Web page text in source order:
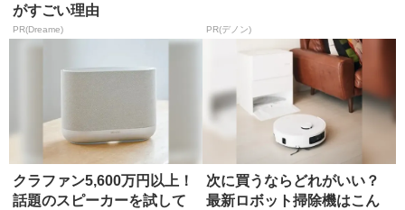
がすごい理由
PR(Dreame) PR(デノン)
クラファン5,600万円以上！
話題のスピーカーを試して
次に買うならどれがいい？
最新ロボット掃除機はこん